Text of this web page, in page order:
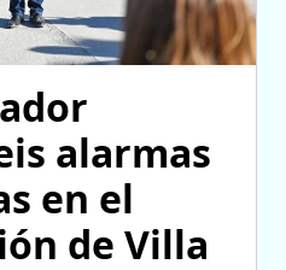
alarmas
en el
de Villa